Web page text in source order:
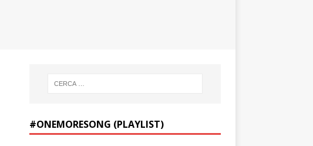
#ONEMORESONG (PLAYLIST)